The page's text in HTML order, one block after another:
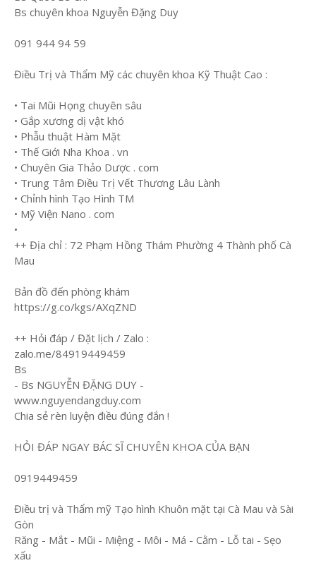
Bs chuyên khoa Nguyễn Đặng Duy
091 944 94 59
Điều Trị và Thẩm Mỹ các chuyên khoa Kỹ Thuật Cao :
• Tai Mũi Họng chuyên sâu
• Gắp xương dị vật khó
• Phẫu thuật Hàm Mặt
• Thế Giới Nha Khoa . vn
• Chuyên Gia Thảo Dược . com
• Trung Tâm Điều Trị Vết Thương Lâu Lành
• Chỉnh hình Tạo Hình TM
• Mỹ Viện Nano . com
•
++ Địa chỉ : 72 Phạm Hồng Thám Phường 4 Thành phố Cà
Mau
Bản đồ đến phòng khám
https://g.co/kgs/AXqZND
++ Hỏi đáp / Đặt lịch / Zalo :
zalo.me/84919449459
Bs
- Bs NGUYỄN ĐẶNG DUY -
www.nguyendangduy.com
Chia sẻ rèn luyện điều đúng đắn !
HỎI ĐÁP NGAY BÁC SĨ CHUYÊN KHOA CỦA BẠN
0919449459
Điều trị và Thẩm mỹ Tạo hình Khuôn mặt tại Cà Mau và Sài
Gòn
Răng - Mắt - Mũi - Miệng - Môi - Má - Cằm - Lỗ tai - Sẹo
xấu